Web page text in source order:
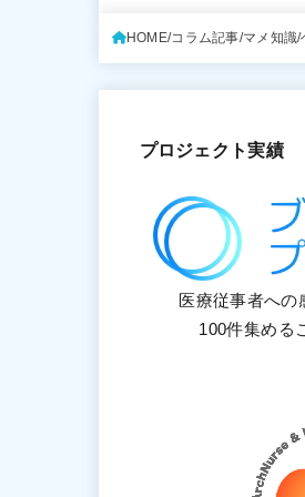
HOME コラム記事 マメ知識
プロジェクト実績
医療従事者への
100件集める